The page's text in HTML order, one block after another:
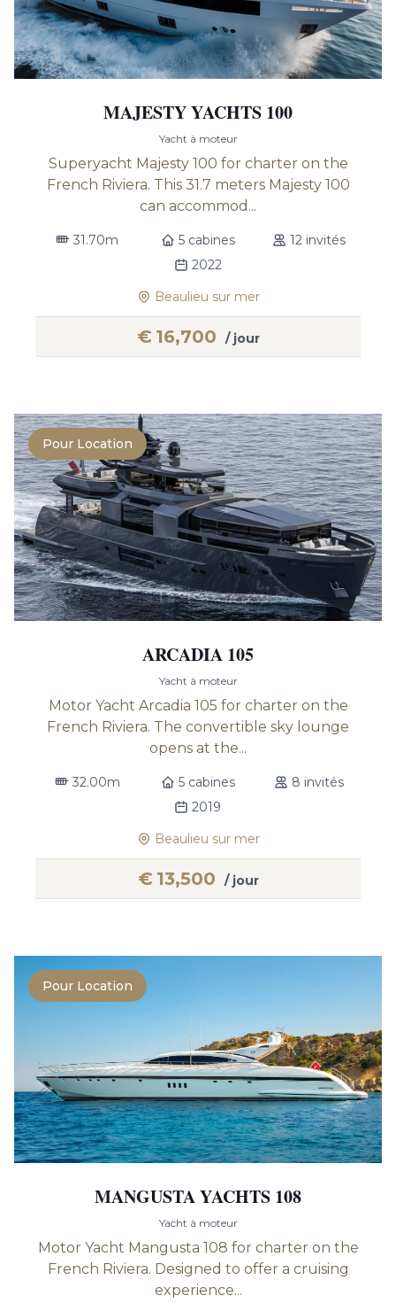
MAJESTY YACHTS 100
Yacht à moteur
Superyacht Majesty 100 for charter on the
French Riviera. This 31.7 meters Majesty 100
can accommod...
31.70m 5 cabines
12 invités
2022
Beaulieu sur mer
€ 16,700 / jour
Pour Location
ARCADIA 105
Yacht à moteur
Motor Yacht Arcadia 105 for charter on the
French Riviera. The convertible sky lounge
opens at the...
32.00m 5 cabines
8 invités
2019
Beaulieu sur mer
€ 13,500 / jour
Pour Location
MANGUSTA YACHTS 108
Yacht à moteur
Motor Yacht Mangusta 108 for charter on the
French Riviera. Designed to offer a cruising
experience...